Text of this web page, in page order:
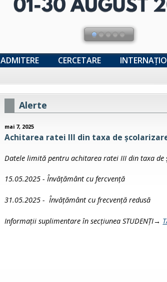
ADMITERE CERCETARE
Alerte
mai 7, 2025
Achitarea ratei III din taxa de
Datele limită pentru achitarea ratei III din taxa de
15.05.2025 - Învățământ cu fercvență
31.05.2025 - Învățământ cu frecvență redusă
Informații suplimentare în secțiunea STUDENȚI→